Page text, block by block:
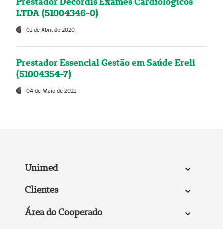
LTDA (51004346-0)
01 de Abril de 2020
Prestador Essencial Gestão em Saúde Ereli
(51004354-7)
04 de Maio de 2021
Unimed
Clientes
Área do Cooperado